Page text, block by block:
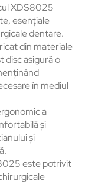
XDS8025
esențiale
dentare.
din materiale
disc asigură o
în mediul
a
și
și
este potrivit